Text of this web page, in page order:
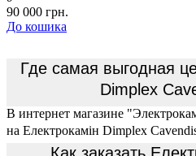
90 000 грн.
До кошика
Где самая выгодная
Dimplex
В интернет магазине
на Електрокамін Dimplex